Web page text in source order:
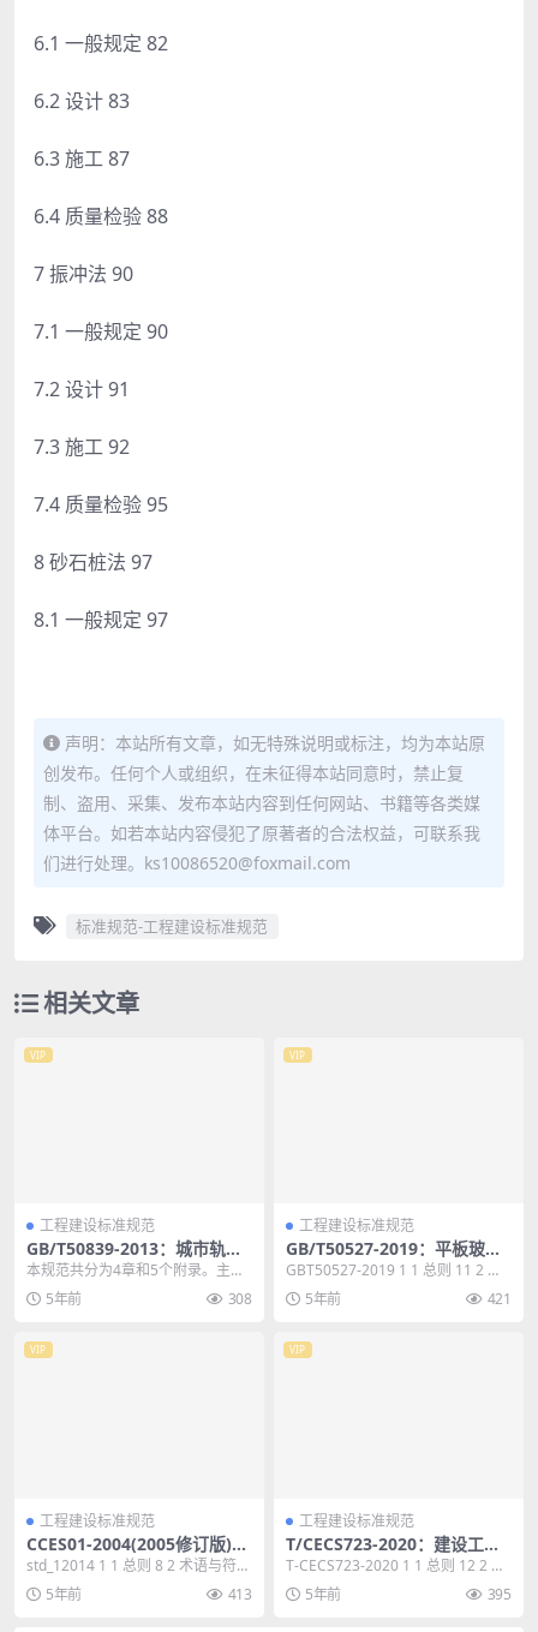
6.1 一般规定 82
6.2 设计 83
6.3 施工 87
6.4 质量检验 88
7 振冲法 90
7.1 一般规定 90
7.2 设计 91
7.3 施工 92
7.4 质量检验 95
8 砂石桩法 97
8.1 一般规定 97
声明：本站所有文章，如无特殊说明或标注，均为本站原
创发布。任何个人或组织，在未征得本站同意时，禁止复
制、盗用、采集、发布本站内容到任何网站、书籍等各类媒
体平台。如若本站内容侵犯了原著者的合法权益，可联系我
们进行处理。ks10086520@foxmail.com
标准规范-工程建设标准规范
相关文章
VIP
工程建设标准规范
GB/T50839-2013：城市轨道
交通工程安全控制技术规范
本规范共分为4章和5个附录。主要
技术内容有:总则、术语、基本规
定、安全控制要求等...
5年前 308
VIP
工程建设标准规范
GB/T50527-2019：平板玻璃
工厂节能设计标准
GBT50527-2019 1 1 总则 11 2 基
本规定 12 3 总图与建...
5年前 421
VIP
工程建设标准规范
CCES01-2004(2005修订版)：
混凝土结构耐久性设计与施工
指南（2005修订版）
std_12014 1 1 总则 8 2 术语与符
号 9 2.1 术语 9 2....
5年前 413
VIP
工程建设标准规范
T/CECS723-2020：建设工程
监理工作评价标准
T-CECS723-2020 1 1 总则 12 2 术
语 13 3 基本规定 ...
5年前 395